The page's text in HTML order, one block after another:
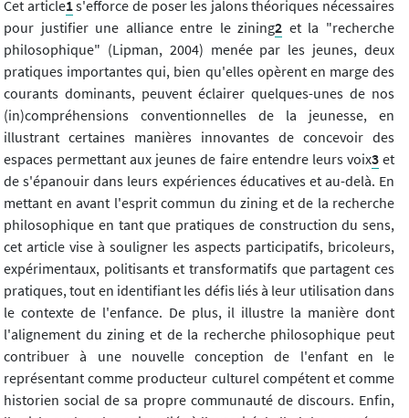
Cet article1s'efforce de poser les jalons théoriques nécessaires
pour justifier une alliance entre le zining2 et la "recherche
philosophique" (Lipman, 2004) menée par les jeunes, deux
pratiques importantes qui, bien qu'elles opèrent en marge des
courants dominants, peuvent éclairer quelques-unes de nos
(in)compréhensions conventionnelles de la jeunesse, en
illustrant certaines manières innovantes de concevoir des
espaces permettant aux jeunes de faire entendre leurs voix3et
de s'épanouir dans leurs expériences éducatives et au-delà. En
mettant en avant l'esprit commun du zining et de la recherche
philosophique en tant que pratiques de construction du sens,
cet article vise à souligner les aspects participatifs, bricoleurs,
expérimentaux, politisants et transformatifs que partagent ces
pratiques, tout en identifiant les défis liés à leur utilisation dans
le contexte de l'enfance. De plus, il illustre la manière dont
l'alignement du zining et de la recherche philosophique peut
contribuer à une nouvelle conception de l'enfant en le
représentant comme producteur culturel compétent et comme
historien social de sa propre communauté de discours. Enfin,